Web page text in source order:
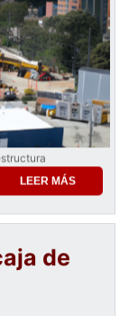
LEER MÁS
de